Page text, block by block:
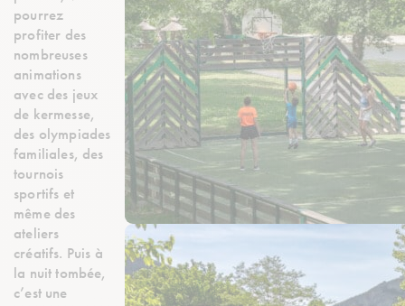
pourrez
profiter des
nombreuses
animations
avec des jeux
de kermesse,
des olympiades
familiales, des
tournois
sportifs et
même des
ateliers
créatifs. Puis à
la nuit tombée,
c’est une